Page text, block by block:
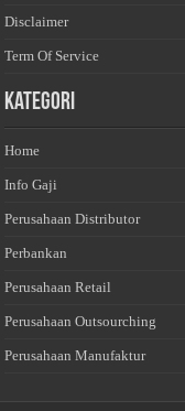
Disclaimer
Term Of Service
Kategori
Home
Info Gaji
Perusahaan Distributor
Perbankan
Perusahaan Retail
Perusahaan Outsourching
Perusahaan Manufaktur